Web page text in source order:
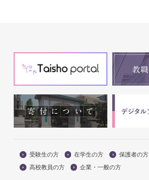
受験生の方 在学生の方 保護者の方
高校教員の方
企業・一般の方